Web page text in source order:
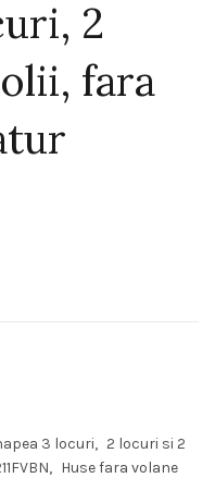
2
fara
3 locuri
2 locuri si 2
Huse fara volane